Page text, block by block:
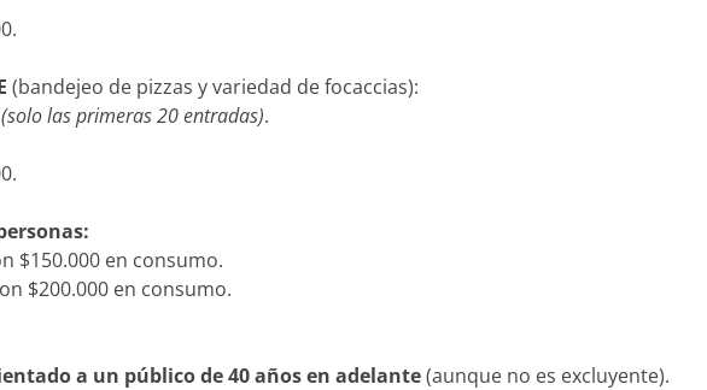
(bandejeo de pizzas y variedad de focaccias):
(solo las primeras 20 entradas).
$150.000 en consumo.
$200.000 en consumo.
a un público de 40 años en adelante(aunque no es excluyente).